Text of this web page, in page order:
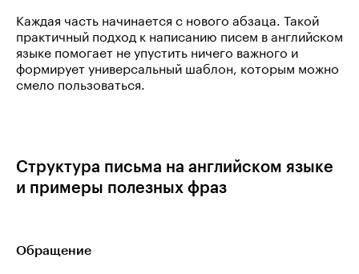
Каждая часть начинается с нового абзаца. Такой
практичный подход к написанию писем в английском
языке помогает не упустить ничего важного и
формирует универсальный шаблон, которым можно
смело пользоваться.
Структура письма на английском языке
и примеры полезных фраз
Обращение